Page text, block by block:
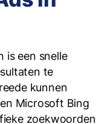
is een snelle
te
kunnen
Microsoft Bing
zoekwoorden